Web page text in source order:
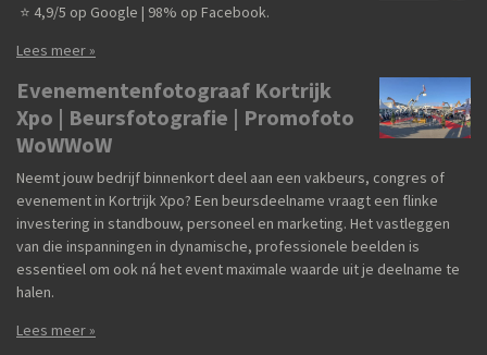
⭐ 4,9/5 op Google | 98% op Facebook.
Lees meer »
Evenementenfotograaf Kortrijk
Xpo | Beursfotografie | Promofoto
WoWWoW
Neemt jouw bedrijf binnenkort deel aan een vakbeurs, congres of
evenement in Kortrijk Xpo? Een beursdeelname vraagt een flinke
investering in standbouw, personeel en marketing. Het vastleggen
van die inspanningen in dynamische, professionele beelden is
essentieel om ook ná het event maximale waarde uit je deelname te
halen.
Lees meer »